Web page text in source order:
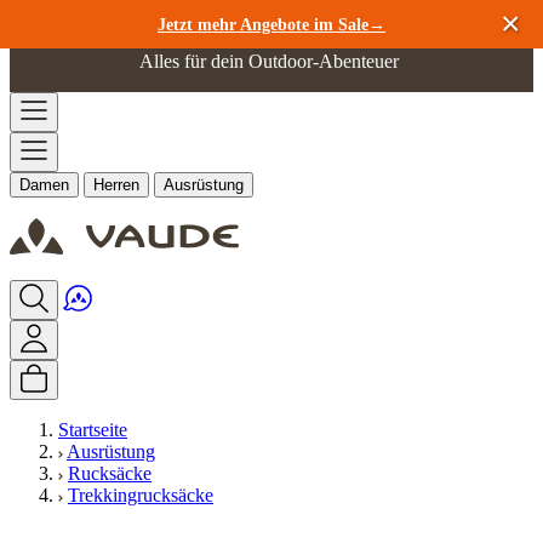
Jetzt mehr Angebote im Sale→
Zum Inhalt springen
Alles für dein Outdoor-Abenteuer
Damen Herren Ausrüstung
Startseite
Ausrüstung
Rucksäcke
Trekkingrucksäcke